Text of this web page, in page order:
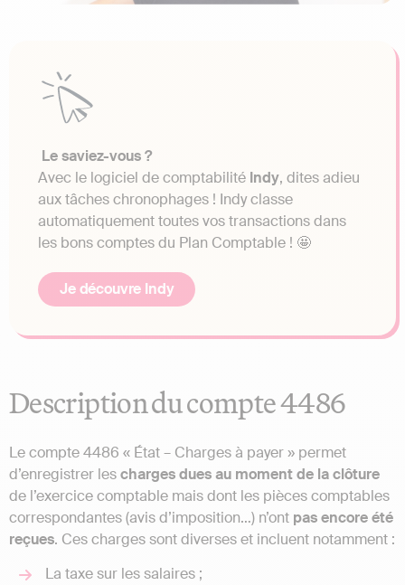
Le saviez-vous ?
Avec le logiciel de comptabilité Indy, dites adieu
aux tâches chronophages ! Indy classe
automatiquement toutes vos transactions dans
les bons comptes du Plan Comptable ! 🤩
Je découvre Indy
Description du compte 4486
Le compte 4486 « État – Charges à payer » permet
d’enregistrer lescharges dues au moment de la clôture
de l’exercice comptable mais dont les pièces comptables
correspondantes (avis d’imposition…) n’ont pas encore été
reçues. Ces charges sont diverses et incluent notamment :
La taxe sur les salaires ;